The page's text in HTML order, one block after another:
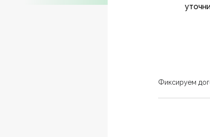
Фиксируем